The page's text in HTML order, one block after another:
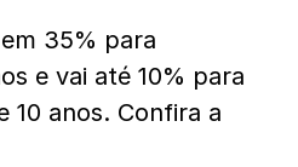
35% para
e vai até 10% para
10 anos. Confira a